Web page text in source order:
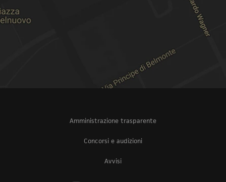
Amministrazione trasparente
Concorsi e audizioni
Avvisi